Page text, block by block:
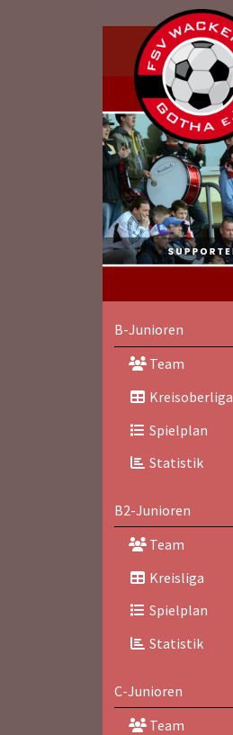
B-Junioren
Team
Kreisoberliga
Spielplan
Statistik
B2-Junioren
Team
Kreisliga
Spielplan
Statistik
C-Junioren
Team